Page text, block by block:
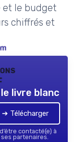
et le budget
chiffrés et
livre blanc
➔ Télécharger
contacté(e) à
partenaires.